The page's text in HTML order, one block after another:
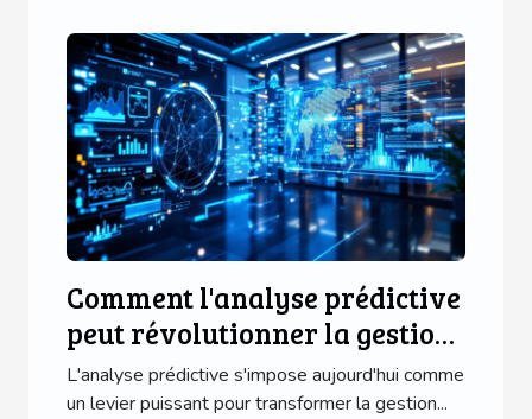
Comment l'analyse prédictive
peut révolutionner la gestion
des PME ?
L'analyse prédictive s'impose aujourd'hui comme
un levier puissant pour transformer la gestion...